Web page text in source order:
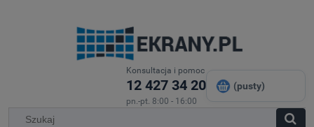
Konsultacja i pomoc
12 427 34 20
pn.-pt. 8:00 - 16:00
(pusty)